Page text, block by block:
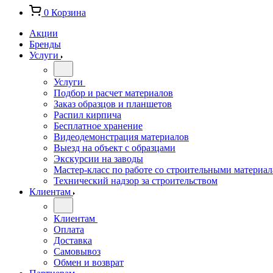
0 Корзина
Акции
Бренды
Услуги
Услуги
Подбор и расчет материалов
Заказ образцов и планшетов
Распил кирпича
Бесплатное хранение
Видеодемонстрация материалов
Выезд на объект с образцами
Экскурсии на заводы
Мастер-класс по работе со строительными
Технический надзор за строительством
Клиентам
Клиентам
Оплата
Доставка
Самовывоз
Обмен и возврат